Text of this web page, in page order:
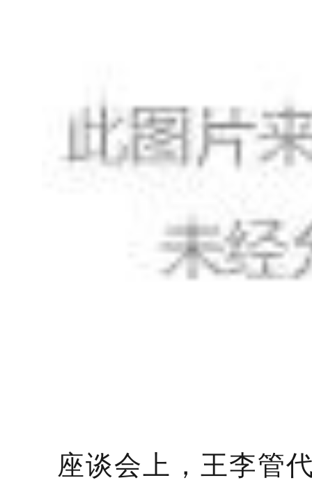
座谈会上，王李管